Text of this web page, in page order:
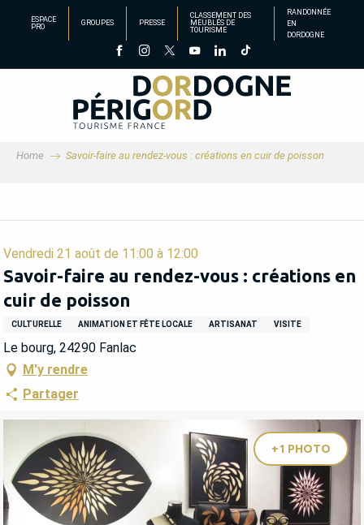
principal
ESPACE
PRO
GROUPES PRESSE
CLASSEMENT DES
MEUBLÉS DE
TOURISME
RANDONNÉE
EN
DORDOGNE
Home Savoir-faire au rendez-vous : créations en cuir de poisson
Vendredi 21 août de 11:00 à 12:00
Savoir-faire au rendez-vous : créations en
cuir de poisson
CULTURELLE ANIMATION ET FÊTE LOCALE ARTISANAT VISITE
Le bourg, 24290 Fanlac
M'y rendre
Partager
+1 PHOTO